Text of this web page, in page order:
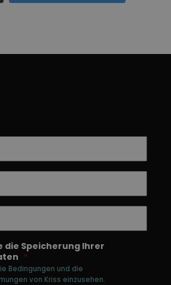
die Speicherung Ihrer
*
Bedingungen und die
von Kriss einzusehen.